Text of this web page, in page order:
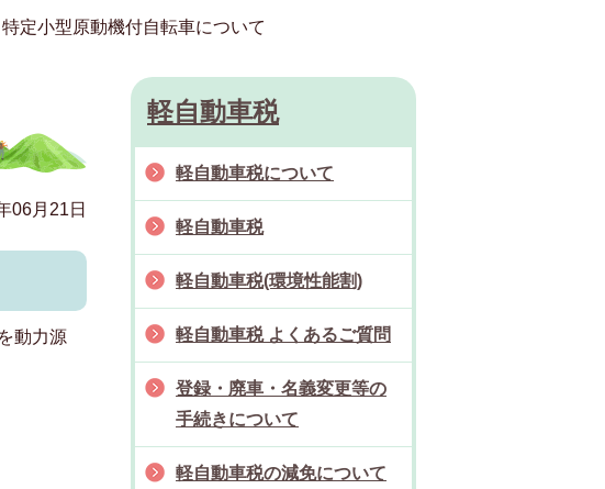
特定小型原動機付自転車について
06月21日
動力源
軽自動車税
軽自動車税について
軽自動車税
軽自動車税(環境性能割)
軽自動車税 よくあるご質問
登録・廃車・名義変更等の
手続きについて
軽自動車税の減免について